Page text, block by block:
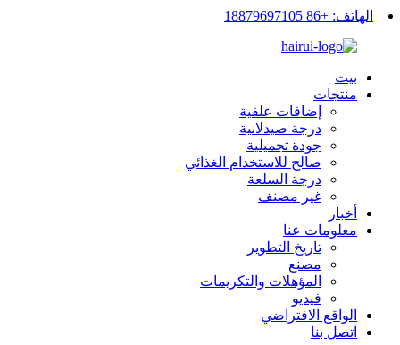
الهاتف: +86 18879697105
بيت
منتجات
إضافات علفية
درجة صيدلانية
جودة تجميلية
صالح للاستخدام الغذائي
درجة السلعة
غير مصنف
أخبار
معلومات عنا
تاريخ التطوير
مصنع
المؤهلات والتكريمات
فيديو
الواقع الافتراضي
اتصل بنا